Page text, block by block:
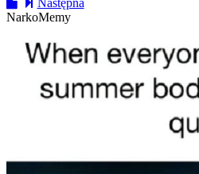
Następna
NarkoMemy